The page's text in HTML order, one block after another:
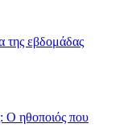
της εβδομάδας
Ο ηθοποιός που